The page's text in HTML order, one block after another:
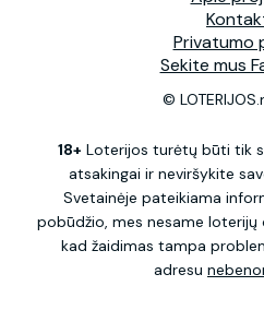
Privatumo
Sekite mus
©
18+ Loterijos turėtų būti tik
atsakingai ir neviršykite
Svetainėje pateikiama
pobūdžio, mes nesame loterijų
kad žaidimas tampa
adresu